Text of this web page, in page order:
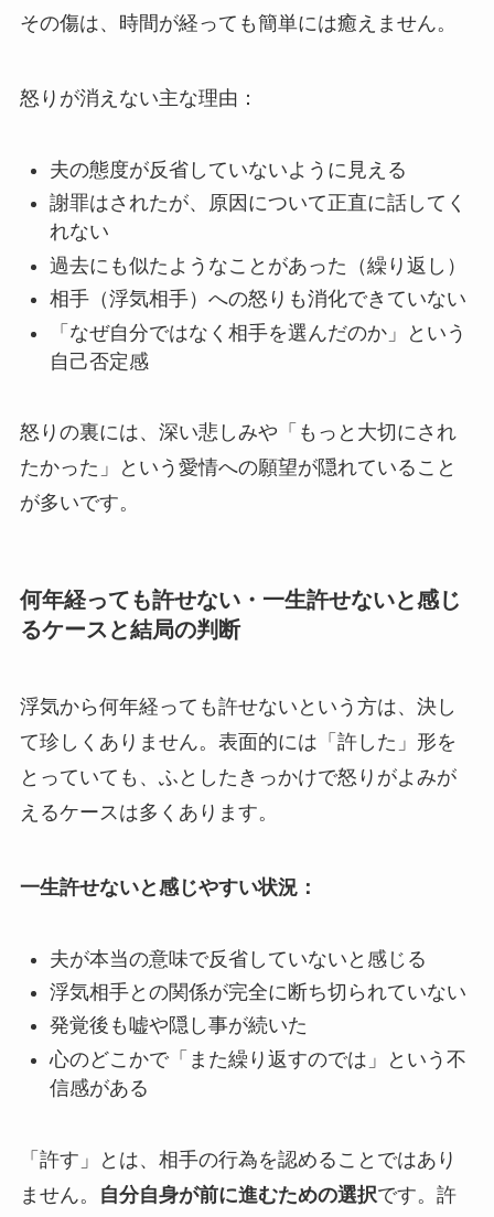
その傷は、時間が経っても簡単には癒えません。
怒りが消えない主な理由：
夫の態度が反省していないように見える
謝罪はされたが、原因について正直に話してく
れない
過去にも似たようなことがあった（繰り返し）
相手（浮気相手）への怒りも消化できていない
「なぜ自分ではなく相手を選んだのか」という
自己否定感
怒りの裏には、深い悲しみや「もっと大切にされ
たかった」という愛情への願望が隠れていること
が多いです。
何年経っても許せない・一生許せないと感じ
るケースと結局の判断
浮気から何年経っても許せないという方は、決し
て珍しくありません。表面的には「許した」形を
とっていても、ふとしたきっかけで怒りがよみが
えるケースは多くあります。
一生許せないと感じやすい状況：
夫が本当の意味で反省していないと感じる
浮気相手との関係が完全に断ち切られていない
発覚後も嘘や隠し事が続いた
心のどこかで「また繰り返すのでは」という不
信感がある
「許す」とは、相手の行為を認めることではあり
ません。
自分自身が前に進むための選択です。許